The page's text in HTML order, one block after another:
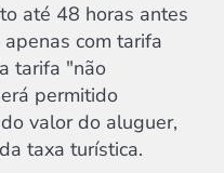
até 48 horas antes
com tarifa
tarifa "não
permitido
valor do aluguer,
taxa turística.